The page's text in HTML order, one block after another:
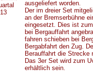
ausgeliefert worden.
Der im dreier Set
an der Bremserbühne
eingesetzt. Dies ist
bei Bergauffahrt
fahren schieben bei
Bergabfahrt den Zug.
Berauffahrt die Strecke
Das 3er Set wird zum
erhältlich sein.